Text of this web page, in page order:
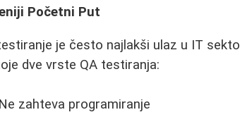
Početni Put
je često najlakši ulaz u IT
dve vrste QA testiranja:
zahteva programiranje